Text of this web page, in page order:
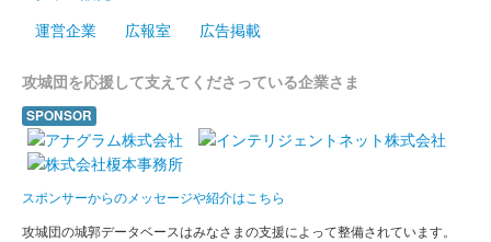
数量限定で販売された春の御城印。桜の印が追加されている。加
藤清正公の座右の銘「履道応乾」も押印されている。
熊本城 御城印
販売終了
追加されている。加藤清正公の座右の銘「履道応乾」も押印され
ている。
運営企業
広報室 広告掲載
攻城団を応援して支えてくださっている企業さま
SPONSOR
スポンサーからのメッセージや紹介はこちら
攻城団の城郭データベースはみなさまの支援によって整備されています。